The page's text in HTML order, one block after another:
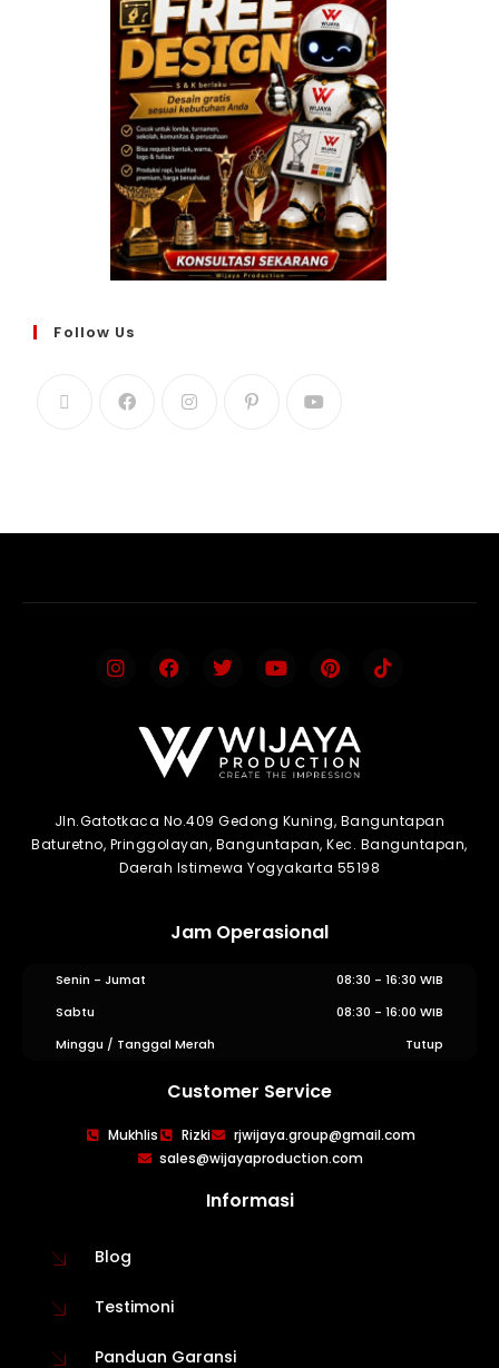
Follow Us
WIJAYA PRODUCTION
Jln.Gatotkaca No.409 Gedong Kuning, Banguntapan
Baturetno, Pringgolayan, Banguntapan, Kec. Banguntapan,
Daerah Istimewa Yogyakarta 55198
Jam Operasional
Senin - Jumat
08:30 - 16:30 WIB
Sabtu
08:30 - 16:00 WIB
Minggu / Tanggal Merah
Tutup
Customer Service
Mukhlis Rizki
rjwijaya.group@gmail.com
sales@wijayaproduction.com
Informasi
Blog
Testimoni
Panduan Garansi